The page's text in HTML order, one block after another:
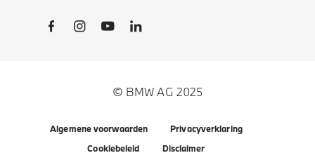
Social Links
© BMW AG 2025
Algemene voorwaarden
Privacyverklaring
Cookiebeleid
Disclaimer